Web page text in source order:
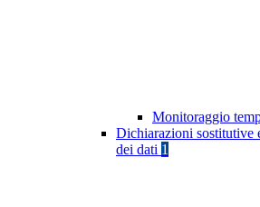
Monitoraggio
Dichiarazioni sostitutive
dei dati 1